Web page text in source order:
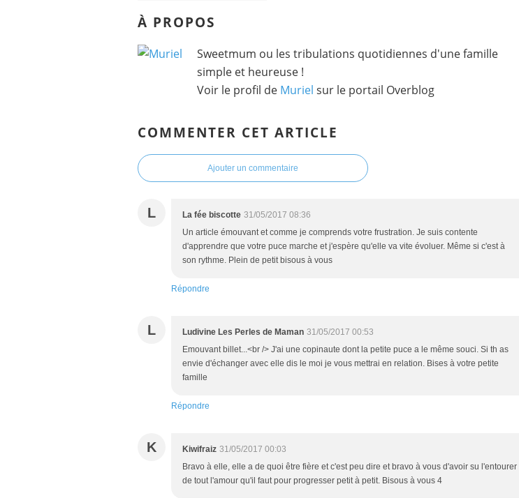
À PROPOS
Sweetmum ou les tribulations quotidiennes d'une famille
simple et heureuse !
Voir le profil de Muriel sur le portail Overblog
COMMENTER CET ARTICLE
Ajouter un commentaire
L La fée biscotte 31/05/2017 08:36
Un article émouvant et comme je comprends votre frustration. Je suis contente
d'apprendre que votre puce marche et j'espère qu'elle va vite évoluer. Même si c'est à
son rythme. Plein de petit bisous à vous
Répondre
L Ludivine Les Perles de Maman 31/05/2017 00:53
Emouvant billet...<br /> J'ai une copinaute dont la petite puce a le même souci. Si th as
envie d'échanger avec elle dis le moi je vous mettrai en relation. Bises à votre petite
famille
Répondre
K Kiwifraiz 31/05/2017 00:03
Bravo à elle, elle a de quoi être fière et c'est peu dire et bravo à vous d'avoir su l'entourer
de tout l'amour qu'il faut pour progresser petit à petit. Bisous à vous 4